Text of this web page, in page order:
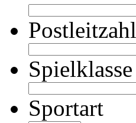
Postleitzahl
Spielklasse
Sportart